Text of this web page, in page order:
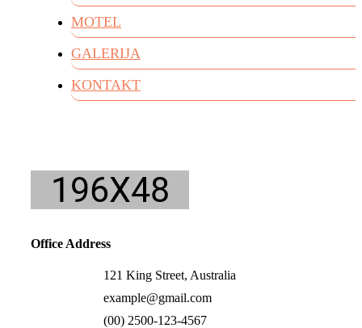
MOTEL
GALERIJA
KONTAKT
Office Address
121 King Street, Australia
example@gmail.com
(00) 2500-123-4567